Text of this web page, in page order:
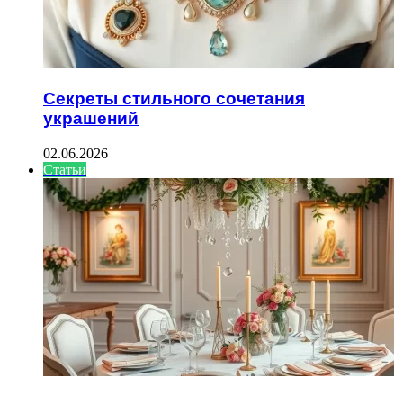
Секреты стильного сочетания
украшений
02.06.2026
Статьи